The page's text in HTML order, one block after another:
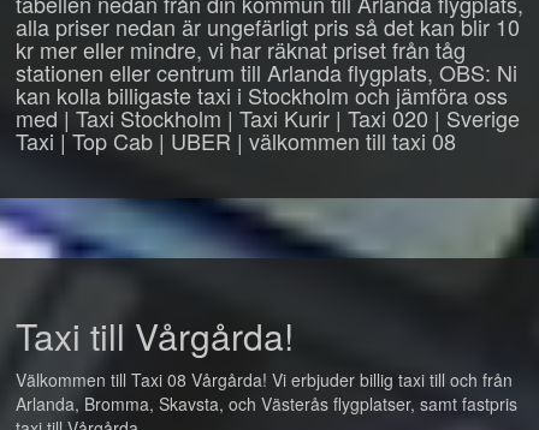
alla priser nedan är ungefärligt pris så det kan blir 10
kr mer eller mindre, vi har räknat priset från tåg
stationen eller centrum till Arlanda flygplats, OBS: Ni
kan kolla billigaste taxi i Stockholm och jämföra oss
med | Taxi Stockholm | Taxi Kurir | Taxi 020 | Sverige
Taxi | Top Cab | UBER | välkommen till taxi 08
Taxi till Vårgårda!
Välkommen till Taxi 08 Vårgårda! Vi erbjuder billig taxi till och från
Arlanda, Bromma, Skavsta, och Västerås flygplatser, samt fastpris